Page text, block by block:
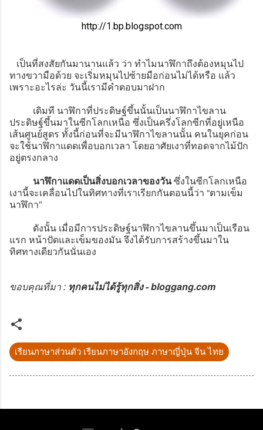
http://1.bp.blogspot.com
เป็นที่สงสัยกันมานานแล้ว ว่า ทำไมนาฬิกาถึงต้องหมุนไป
ทางขวามือด้วย จะเริ่มหมุนไปซ้ายมือก่อนไม่ได้หรือ แล้ว
เพราะอะไรล่ะ วันนี้เรามีคำตอบมาฝาก
เดิมที นาฬิกาที่ประดิษฐ์ขึ้นนั้นเป็นนาฬิกาไขลาน
ประดิษฐ์ขึ้นมาในซีกโลกเหนือ ซึ่งเป็นครึ่งโลกซีกที่อยู่เหนือ
เส้นศูนย์สูตร ทั้งนี้ก่อนที่จะมีนาฬิกาไขลานนั้น คนในยุคก่อน
จะใช้นาฬิกาแดดเพื่อบอกเวลา โดยอาศัยเงาที่ทอดจากไม้ปัก
อยู่ตรงกลาง
นาฬิกาแดดเป็นสิ่งบอกเวลาของวันซึ่งในซีกโลกเหนือ
เงานี้จะเคลื่อนไปในทิศทางที่เราเรียกกันตอนนี้ว่า “ตามเข็ม
นาฬิกา”
ดังนั้น เมื่อมีการประดิษฐ์นาฬิกาไขลานขึ้นมาเป็นเรือน
แรก หน้าปัดและเข็มของมัน จึงได้รับการสร้างขึ้นมาใน
ทิศทางเดียวกันนั่นเอง
ขอบคุณที่มา : ทุกคนไม่ได้รู้ทุกสิ่ง - bloggang.com
เรียนภาษาส่วนตัว เรียนภาษาอังกฤษ ภาษาญี่ปุ่น จีน ไทย